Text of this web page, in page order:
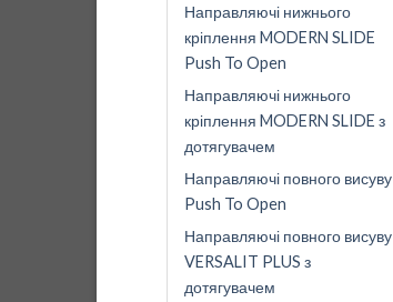
Направляючі нижнього
кріплення MODERN SLIDE
Push To Open
Направляючі нижнього
кріплення MODERN SLIDE з
дотягувачем
Направляючі повного висуву
Push To Open
Направляючі повного висуву
VERSALIT PLUS з
дотягувачем